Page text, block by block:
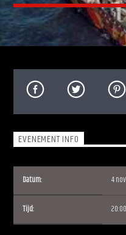
HUIDIG NUMMER
CHIC
Soulshow Radio
EVENEMENT INFO
Datum: 4
Tijd: 20:00